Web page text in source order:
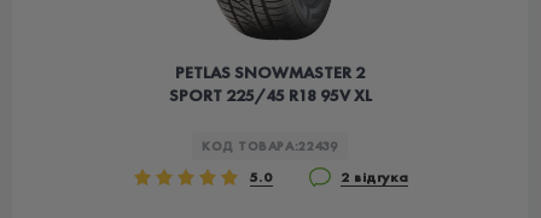
PETLAS SNOWMASTER 2
SPORT 225/45 R18 95V XL
КОД ТОВАРА:22439
5.0 2 відгука